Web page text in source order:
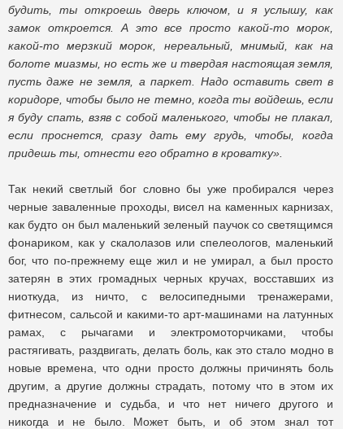
будить, ты откроешь дверь ключом, и я услышу, как
замок откроется. А это все просто какой-то морок,
какой-то мерзкий морок, нереальный, мнимый, как на
болоте миазмы, но есть же и твердая настоящая земля,
пусть даже не земля, а паркет. Надо оставить свет в
коридоре, чтобы было не темно, когда ты войдешь, если
я буду спать, взяв с собой маленького, чтобы не плакал,
если проснется, сразу дать ему грудь, чтобы, когда
придешь ты, отнести его обратно в кроватку».
Так некий светлый бог словно бы уже пробирался через
черные заваленные проходы, висел на каменных карнизах,
как будто он был маленький зеленый паучок со светящимся
фонариком, как у скалолазов или спелеологов, маленький
бог, что по-прежнему еще жил и не умирал, а был просто
затерян в этих громадных черных кручах, восставших из
ниоткуда, из ничто, с велосипедными тренажерами,
фитнесом, сальсой и какими-то арт-машинами на латунных
рамах, с рычагами и электромоторчиками, чтобы
растягивать, раздвигать, делать боль, как это стало модно в
новые времена, что одни просто должны причинять боль
другим, а другие должны страдать, потому что в этом их
предназначение и судьба, и что нет ничего другого и
никогда и не было. Может быть, и об этом знал тот